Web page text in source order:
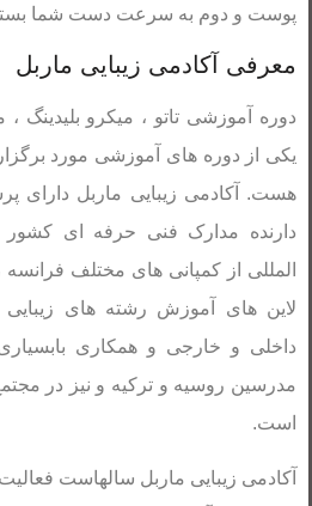
پوست و دوم به سرعت دست شما
معرفی آکادمی زیبایی ماربل
دوره آموزشی تاتو ، میکرو بلیدینگ ،
یکی از دوره های آموزشی مورد
هست. آکادمی زیبایی ماربل دارای
دارنده مدارک فنی حرفه ای کشور
المللی از کمپانی های مختلف فرانسه ،
لاین های آموزش رشته های
داخلی و خارجی و همکاری
مدرسین روسیه و ترکیه و نیز در
است.
آکادمی زیبایی ماربل سالهاست